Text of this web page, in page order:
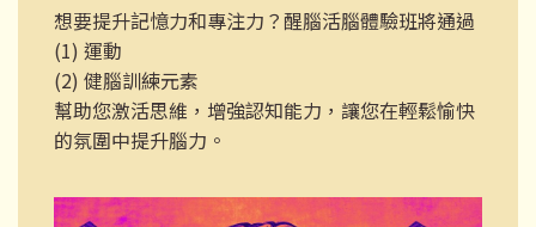
想要提升記憶力和專注力？醒腦活腦體驗班將通過
(1) 運動
(2) 健腦訓練元素
幫助您激活思維，增強認知能力，讓您在輕鬆愉快
的氛圍中提升腦力。